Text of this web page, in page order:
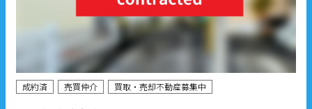
成約済 売買仲介 買取・売却不動産募集中